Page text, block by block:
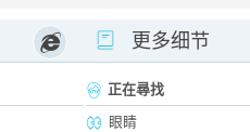
更多细节
正在尋找
眼睛